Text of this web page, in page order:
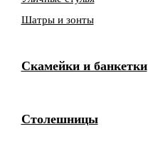
Шатры и зонты
Скамейки и банкетки
Столешницы